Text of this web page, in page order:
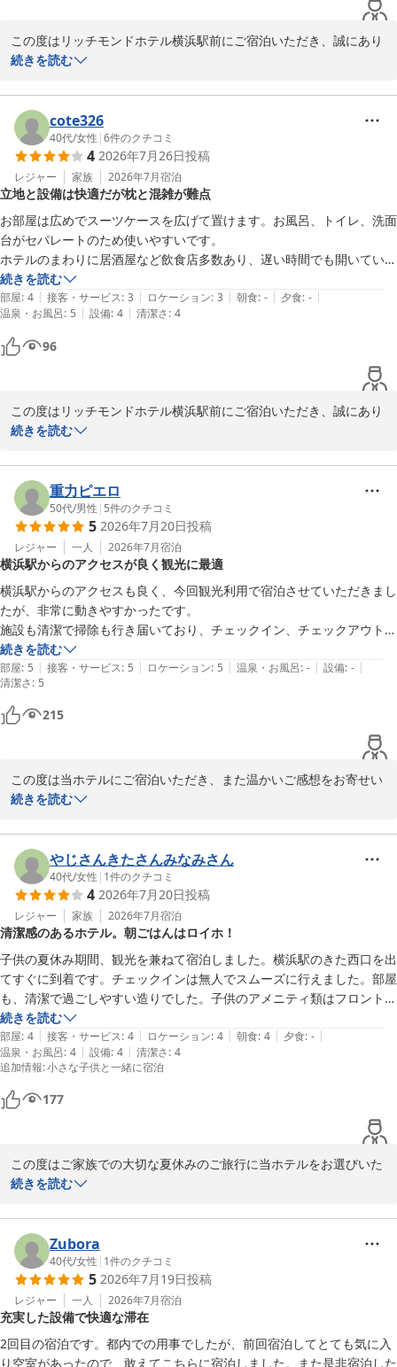
2026-07-28
この度はリッチモンドホテル横浜駅前にご宿泊いただき、誠にあり
がとうございます。
客室の清潔感や立地、お荷物のお預かりサービス等に関しまして、
ご好評の声をいただけましたこと大変嬉しく存じます。
一方で、入り口の分かりにくさや、エレベーターの待ち時間に関し
ましては、ご不便とご不快な思いをおかけし、誠に申し訳ございま
せん。朝のお急ぎの時間帯や、館内での移動の際にストレスを感じ
させてしまいましたこと、深くお詫び申し上げます。
今回頂戴しましたエレベーターの運用に関する貴重なご意見は、今
後の施設運営の改善に向けた重要な課題として今後の参考にさせて
いただきます。また、入り口につきましても、より分かりやすいご
案内ができるよう検討してまいります。
至らぬ点もございましたが、接客につきましても温かいお言葉をい
お客様に次回も快適にお過ごしいただけるよう、サービスの向上に
努めてまいります。
いです。
またのお越しを心よりお待ち申し上げております。
リッチモンドホテル横浜駅前
リッチモンドホテル横浜駅前
2026-07-28
続きを読む
cote326
40代/女性 |6件のクチコミ
4 2026年7月26日投稿
レジャー 家族 2026年7月宿泊
立地と設備は快適だが枕と混雑が難点
お部屋は広めでスーツケースを広げて置けます。お風呂、トイレ、洗面
台がセパレートのため使いやすいです。
ホテルのまわりに居酒屋など飲食店多数あり、遅い時間でも開いている
店もあり飲みに行くにはとても良いです。
駐車場はないですが、JR横浜パーキングがすぐ近くにあり、土日でも1
泊2000円で停められるので車で行くのも便利です。
横浜駅もすぐで立地は良いです。
枕がとても低くくて柔らかすぎるため、首が痛くなりました。
続きを読む
部屋: 4 | 接客・サービス: 3 | ロケーション: 3 | 朝食: - | 夕食: - |
温泉・お風呂: 5 | 設備: 4 | 清潔さ: 4
96
この度はリッチモンドホテル横浜駅前にご宿泊いただき、誠にあり
がとうございます。
お部屋の広さやバス・トイレ・洗面台が分かれた造り、また周辺の
飲食店や横浜駅からの立地につきまして、ご満足いただけたご様子
をお伺いし、大変嬉しく存じます。また、お車でお越しのお客様に
向けた駐車場の情報もご共有いただき、誠にありがとうございま
す。
一方で、枕がお身体に合わず、ご不快な思いをお掛けしましたこと
をお詫び申し上げます。
当ホテルでは、お部屋に硬めと柔らかめの枕を1つずつご用意して
おります。また、ご希望のお客様には、追加の硬めの枕やそば殻枕
の貸し出しも行っておりますので、次回ご利用の際はお気軽にフロ
ントまでお申し付けくださいませ。
また、エレベーターにつきましても、ご利用のたびにお待たせして
しまい、ご不便をお掛けしましたことを重ねてお詫び申し上げま
当ホテルはエレベーターが2基のみのため、ご利用が集中する時間
帯には混雑が生じる場合がございます。
ざいます。
この度は貴重なご意見をお寄せいただき、誠にありがとうございま
す。
また横浜へお越しの機会がございましたら、リッチモンドホテル横
浜駅前をご利用いただけますと幸いです。
リッチモンドホテル横浜駅前
リッチモンドホテル横浜駅前
2026-07-26
続きを読む
重力ピエロ
50代/男性 | 5件のクチコミ
5 2026年7月20日投稿
レジャー 一人 2026年7月宿泊
横浜駅からのアクセスが良く観光に最適
横浜駅からのアクセスも良く、今回観光利用で宿泊させていただきまし
たが、非常に動きやすかったです。
施設も清潔で掃除も行き届いており、チェックイン、チェックアウトの
手続きもスムーズでした。
ぜひまた利用させていただきます。
続きを読む
部屋: 5 | 接客・サービス: 5 | ロケーション: 5 | 温泉・お風呂: - | 設備: - |
清潔さ: 5
215
この度は当ホテルにご宿泊いただき、また温かいご感想をお寄せい
ただき誠にありがとうございます。
横浜駅からのアクセスや立地がお客様の観光のお役に立てたよう
で、大変嬉しく存じます。また、館内の清潔さや清掃、チェックイ
ン・チェックアウトのスムーズさについてもお褒めのお言葉をいた
だきありがとうございます。
「ぜひまた利用させていただきます」とのお言葉を頂戴し、心より
嬉しく思っております。
今後も快適で安心してお過ごしいただけるホテルを目指してまいり
ます。またのご利用をスタッフ一同、心よりお待ちしております。
リッチモンドホテル横浜駅前
2026-07-20
続きを読む
やじさんきたさんみなみさん
40代/女性 | 1件のクチコミ
4 2026年7月20日投稿
レジャー 家族 2026年7月宿泊
清潔感のあるホテル。朝ごはんはロイホ！
子供の夏休み期間、観光を兼ねて宿泊しました。横浜駅のきた西口を出
てすぐに到着です。チェックインは無人でスムーズに行えました。部屋
も、清潔で過ごしやすい造りでした。子供のアメニティ類はフロントに
連絡して取りにいきました。パジャマが110のワンサイズ、スリッパは
大人と同じサイズでした。
朝食はロイヤルホストで。ロビー近くにありすぐに辿り着けます。店員
さんも慣れた様子で案内して貰えました。宿泊客以外も朝食ビュッフェ
を利用していましたが、7時台は混雑もなくのんびりと過ごせました。
目移りするくらいたくさんの種類がありましたが、ベーコンとパンケー
続きを読む
部屋: 4 | 接客・サービス: 4 | ロケーション: 4 | 朝食: 4 | 夕食: - |
温泉・お風呂: 4 | 設備: 4 | 清潔さ: 4
追加情報:小さな子供と一緒に宿泊
177
この度はご家族での大切な夏休みのご旅行に当ホテルをお選びいた
だき、誠にありがとうございます。
横浜駅からのアクセスやセルフチェックイン、お部屋の清潔さにつ
いてご満足いただけたとのこと、大変嬉しく拝読いたしました。ま
た、お子様用アメニティにつきましてもご利用いただきありがとう
ございます。
ご朝食では、ロイヤルホストのビュッフェをゆったりとお楽しみい
ただけたご様子で安心いたしました。
続きを読む
Zubora
40代/女性 | 1件のクチコミ
5 2026年7月19日投稿
レジャー 一人 2026年7月宿泊
充実した設備で快適な滞在
2回目の宿泊です。都内での用事でしたが、前回宿泊してとても気に入
り空室があったので、敢えてこちらに宿泊しました。また是非宿泊した